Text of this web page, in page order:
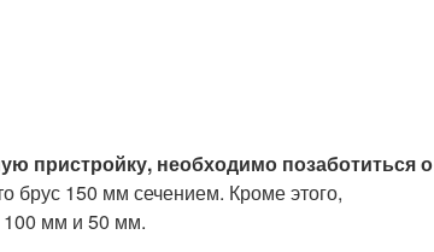
пристройку, необходимо позаботиться о
брус 150 мм сечением. Кроме этого,
100 мм и 50 мм.